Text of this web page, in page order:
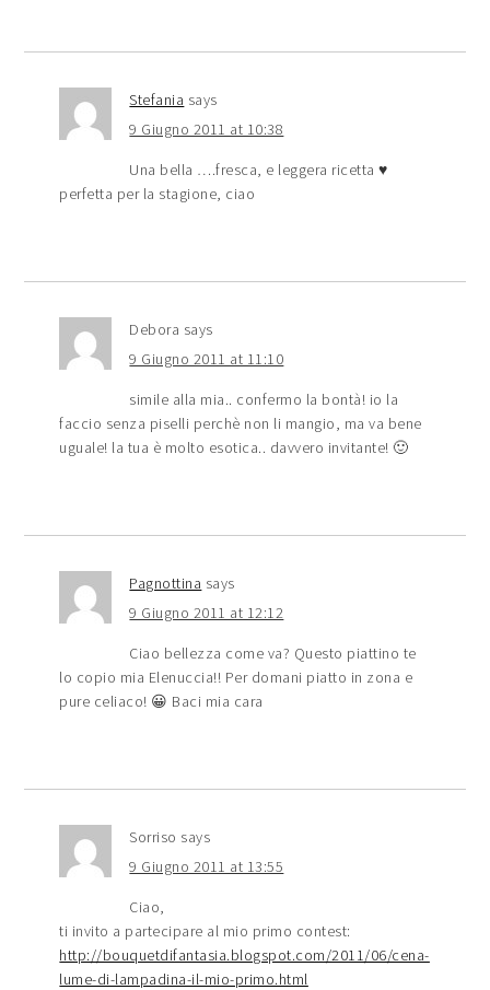
Stefania says
9 Giugno 2011 at 10:38
Una bella ….fresca, e leggera ricetta ♥
perfetta per la stagione, ciao
Debora says
9 Giugno 2011 at 11:10
simile alla mia.. confermo la bontà! io la
faccio senza piselli perchè non li mangio, ma va bene
uguale! la tua è molto esotica.. davvero invitante! 🙂
Pagnottina says
9 Giugno 2011 at 12:12
Ciao bellezza come va? Questo piattino te
lo copio mia Elenuccia!! Per domani piatto in zona e
pure celiaco! 😀 Baci mia cara
Sorriso says
9 Giugno 2011 at 13:55
Ciao,
ti invito a partecipare al mio primo contest:
http://bouquetdifantasia.blogspot.com/2011/06/cena-
lume-di-lampadina-il-mio-primo.html